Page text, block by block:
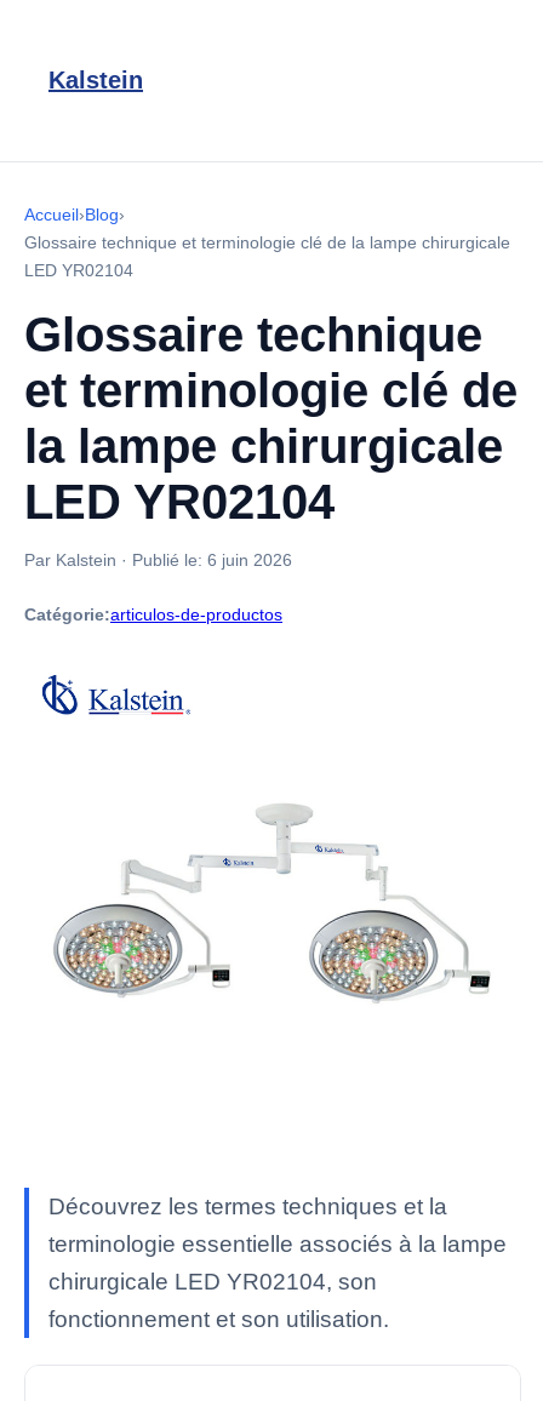
Kalstein
Accueil›Blog›
Glossaire technique et terminologie clé de la lampe chirurgicale
LED YR02104
Glossaire technique
et terminologie clé de
la lampe chirurgicale
LED YR02104
Par Kalstein · Publié le: 6 juin 2026
Catégorie:articulos-de-productos
Découvrez les termes techniques et la
terminologie essentielle associés à la lampe
chirurgicale LED YR02104, son
fonctionnement et son utilisation.